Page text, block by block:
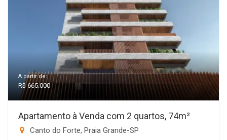
A partir de:
R$ 665.000
Apartamento à Venda com 2 quartos, 74m²
Canto do Forte, Praia Grande-SP